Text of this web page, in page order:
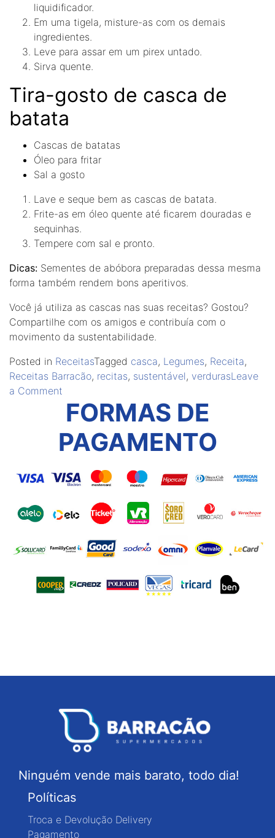
liquidificador.
Em uma tigela, misture-as com os demais
ingredientes.
Leve para assar em um pirex untado.
Sirva quente.
Tira-gosto de casca de
batata
Cascas de batatas
Óleo para fritar
Sal a gosto
Lave e seque bem as cascas de batata.
Frite-as em óleo quente até ficarem douradas e
sequinhas.
Tempere com sal e pronto.
Dicas: Sementes de abóbora preparadas dessa mesma
forma também rendem bons aperitivos.
Você já utiliza as cascas nas suas receitas? Gostou?
Compartilhe com os amigos e contribuía com o
movimento da sustentabilidade.
Posted in ReceitasTagged casca, Legumes, Receita,
Receitas Barracão, recitas, sustentável, verdurasLeave
a Comment
Receita
Barracão:
Utilizando
casca
FORMAS DE
PAGAMENTO
Ninguém vende mais barato, todo dia!
Políticas
Troca e Devolução Delivery
Pagamento